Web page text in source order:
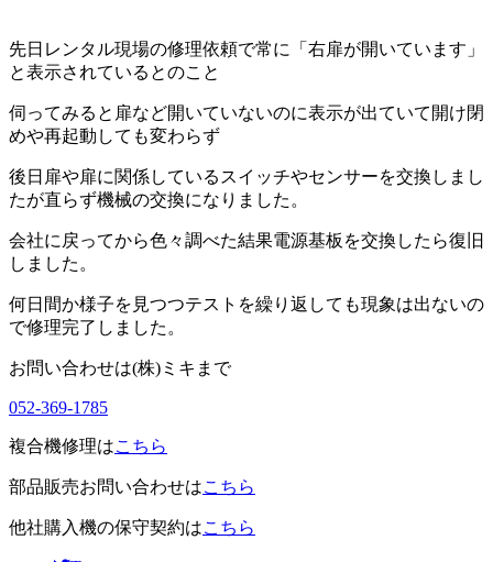
先日レンタル現場の修理依頼で常に「右扉が開いています」
と表示されているとのこと
伺ってみると扉など開いていないのに表示が出ていて開け閉
めや再起動しても変わらず
後日扉や扉に関係しているスイッチやセンサーを交換しまし
たが直らず機械の交換になりました。
会社に戻ってから色々調べた結果電源基板を交換したら復旧
しました。
何日間か様子を見つつテストを繰り返しても現象は出ないの
で修理完了しました。
お問い合わせは(株)ミキまで
052-369-1785
複合機修理はこちら
部品販売お問い合わせはこちら
他社購入機の保守契約はこちら